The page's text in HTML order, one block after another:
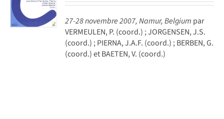
27-28 novembre 2007, Namur, Belgium par
VERMEULEN, P. (coord.) ; JORGENSEN, J.S.
(coord.) ; PIERNA, J.A.F. (coord.) ; BERBEN, G.
(coord.) et BAETEN, V. (coord.)